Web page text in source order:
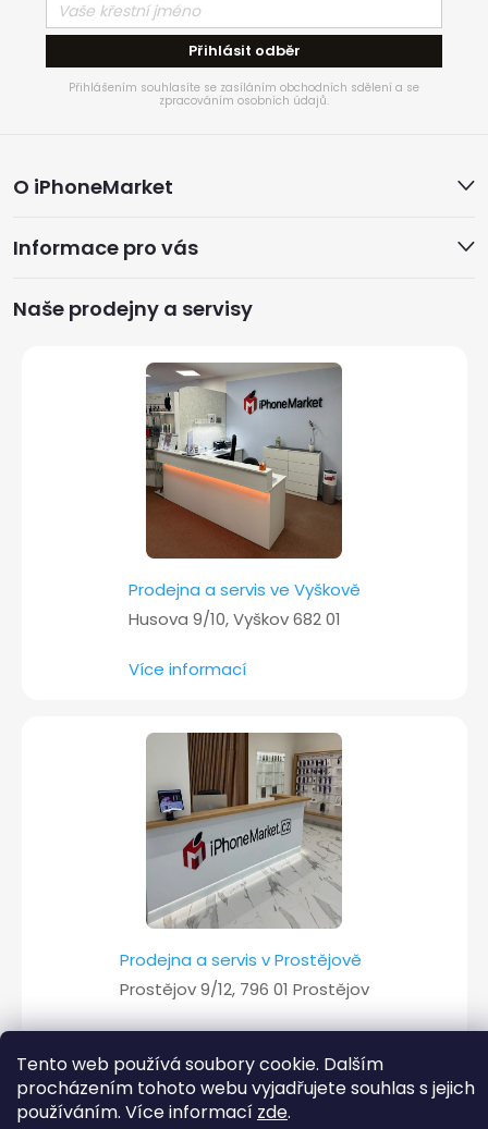
Tento web používá soubory cookie. Dalším
procházením tohoto webu vyjadřujete souhlas s jejich
používáním. Více informací zde.
Přihlásit odběr
Přihlášením souhlasíte se zasíláním obchodních sdělení a se
zpracováním osobních údajů.
á
p
a
O iPhoneMarket
Informace pro vás
Naše prodejny a servisy
Prodejna a servis ve Vyškově
Husova 9/10, Vyškov 682 01
Více informací
Prodejna a servis v Prostějově
Prostějov 9/12, 796 01 Prostějov